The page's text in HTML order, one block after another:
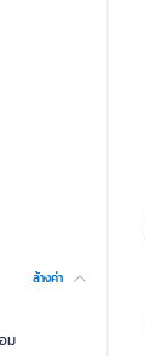
ล้างค่า
ม